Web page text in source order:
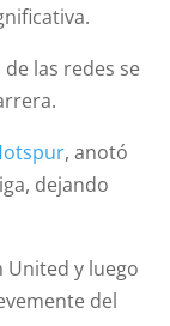
las redes se
, anotó
dejando
United y luego
del